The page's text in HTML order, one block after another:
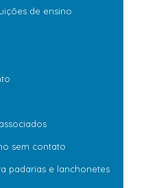
de ensino
sem contato
padarias e lanchonetes